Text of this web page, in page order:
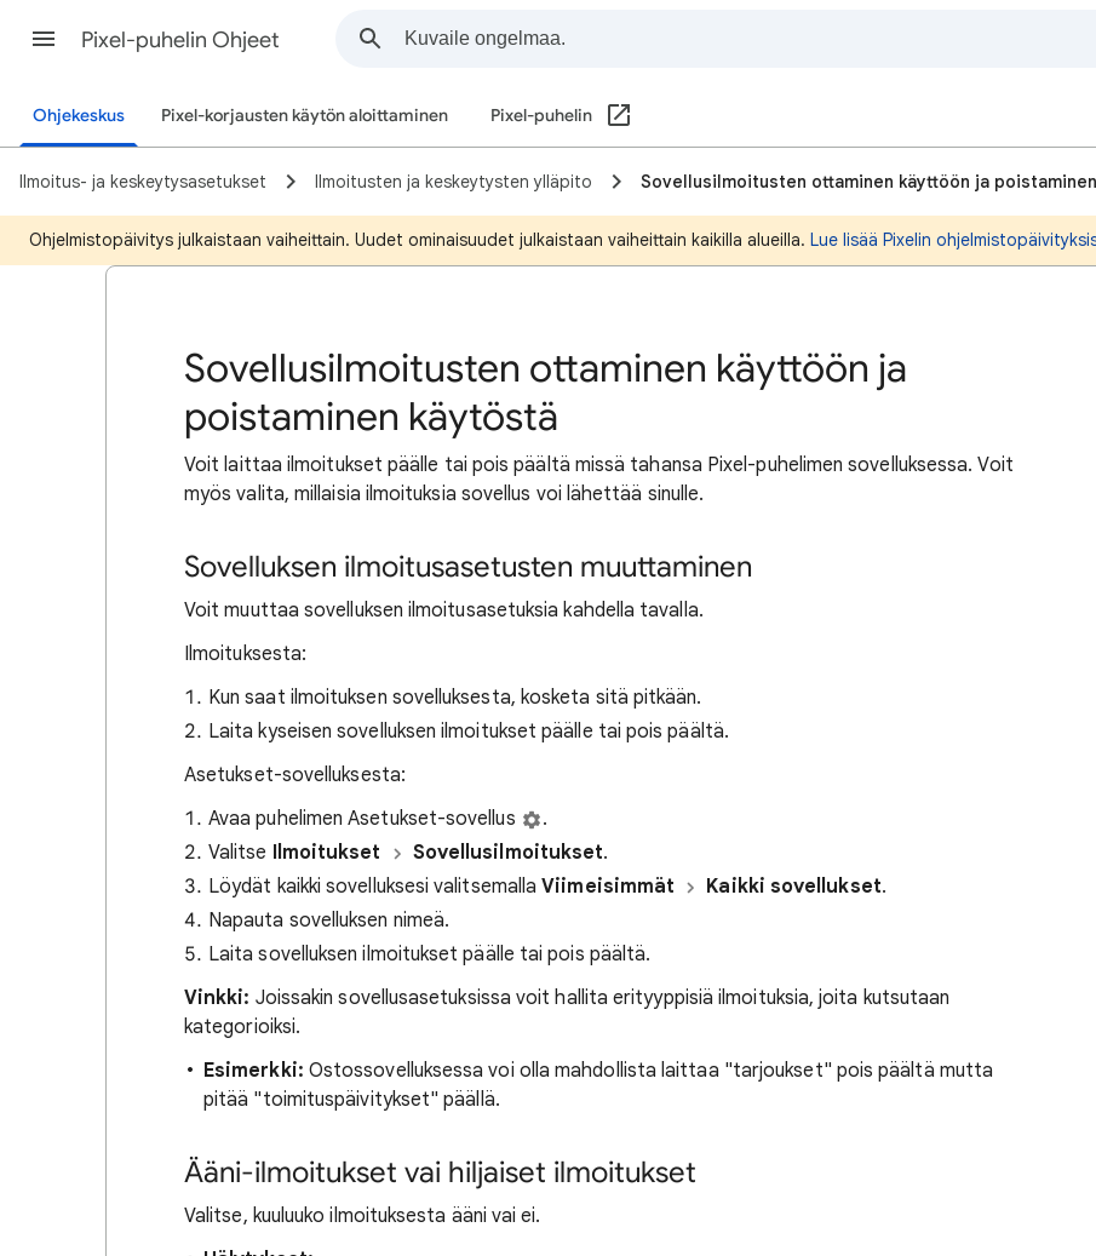
Pixel-puhelin Ohjeet
Ohjekeskus Pixel-korjausten käytön aloittaminen Pixel-puhelin
Ilmoitus- ja keskeytysasetukset Ilmoitusten ja keskeytysten ylläpito Sovellusilmoitusten ottaminen käyttöön ja
Ohjelmistopäivitys julkaistaan vaiheittain. Uudet ominaisuudet julkaistaan vaiheittain kaikilla alueilla. Lue lisää Pixelin
Sovellusilmoitusten ottaminen käyttöön ja
poistaminen käytöstä
Voit laittaa ilmoitukset päälle tai pois päältä missä tahansa Pixel-puhelimen sovelluksessa. Voit
myös valita, millaisia ilmoituksia sovellus voi lähettää sinulle.
Sovelluksen ilmoitusasetusten muuttaminen
Voit muuttaa sovelluksen ilmoitusasetuksia kahdella tavalla.
Ilmoituksesta:
Kun saat ilmoituksen sovelluksesta, kosketa sitä pitkään.
Laita kyseisen sovelluksen ilmoitukset päälle tai pois päältä.
Asetukset-sovelluksesta:
Avaa puhelimen Asetukset-sovellus
.
Valitse Ilmoitukset Sovellusilmoitukset.
Löydät kaikki sovelluksesi valitsemallaViimeisimmät Kaikki sovellukset.
Napauta sovelluksen nimeä.
Laita sovelluksen ilmoitukset päälle tai pois päältä.
Vinkki: Joissakin sovellusasetuksissa voit hallita erityyppisiä ilmoituksia, joita kutsutaan
kategorioiksi.
Esimerkki: Ostossovelluksessa voi olla mahdollista laittaa "tarjoukset" pois päältä mutta
pitää "toimituspäivitykset" päällä.
Ääni-ilmoitukset vai hiljaiset ilmoitukset
Valitse, kuuluuko ilmoituksesta ääni vai ei.